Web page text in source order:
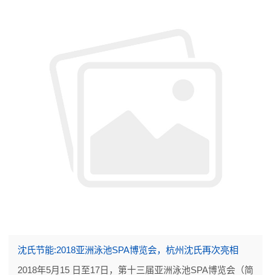
沈氏节能:2018亚洲泳池SPA博览会，杭州沈氏再次亮相
2018年5月15 日至17日，第十三届亚洲泳池SPA博览会（简